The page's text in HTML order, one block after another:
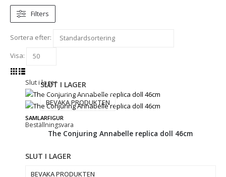
Filters
Sortera efter:
Visa:
Slut i lager
SAMLARFIGUR
Beställningsvara
SLUT I LAGER
BEVAKA PRODUKTEN
The Conjuring Annabelle replica doll 46cm
SLUT I LAGER
BEVAKA PRODUKTEN